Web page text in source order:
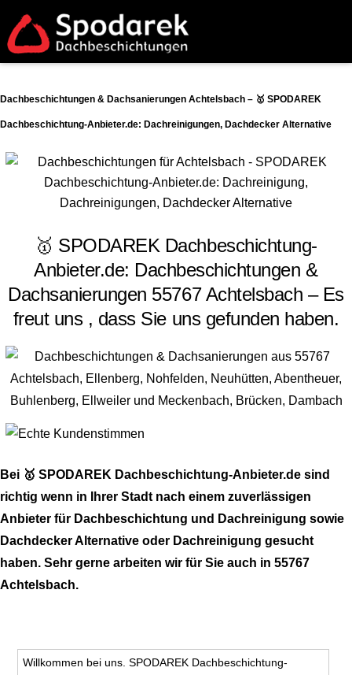
Dachbeschichtungen & Dachsanierungen Achtelsbach – 🥇 SPODAREK
Dachbeschichtung-Anbieter.de: Dachreinigungen, Dachdecker Alternative
🥇 SPODAREK Dachbeschichtung-
Anbieter.de: Dachbeschichtungen &
Dachsanierungen 55767 Achtelsbach – Es
freut uns , dass Sie uns gefunden haben.
Bei 🥇 SPODAREK Dachbeschichtung-Anbieter.de sind
richtig wenn in Ihrer Stadt nach einem zuverlässigen
Anbieter für Dachbeschichtung und Dachreinigung sowie
Dachdecker Alternative oder Dachreinigung gesucht
haben. Sehr gerne arbeiten wir für Sie auch in 55767
Achtelsbach.
Willkommen bei uns. SPODAREK Dachbeschichtung-